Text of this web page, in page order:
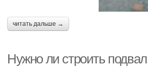
читать дальше →
Нужно ли строить